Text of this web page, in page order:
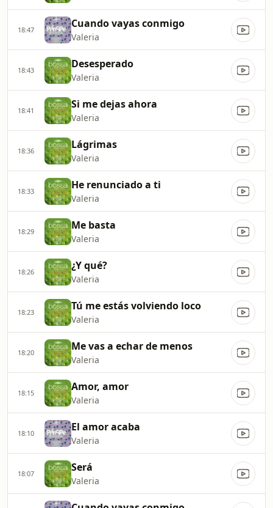
18:47 Cuando vayas conmigo
Valeria
18:43 Desesperado
Valeria
18:41 Si me dejas ahora
Valeria
18:36 Lágrimas
Valeria
18:33 He renunciado a ti
Valeria
18:29 Me basta
Valeria
18:26 ¿Y qué?
Valeria
18:23 Tú me estás volviendo loco
Valeria
18:20 Me vas a echar de menos
Valeria
18:15 Amor, amor
Valeria
18:10 El amor acaba
Valeria
18:07 Será
Valeria